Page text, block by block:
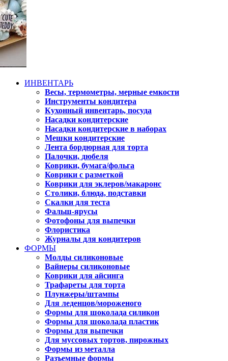
ИНВЕНТАРЬ
Весы, термометры, мерные емкости
Инструменты кондитера
Кухонный инвентарь, посуда
Насадки кондитерские
Насадки кондитерские в наборах
Мешки кондитерские
Лента бордюрная для торта
Палочки, дюбеля
Коврики, бумага/фольга
Коврики с разметкой
Коврики для эклеров/макаронс
Столики, блюда, подставки
Скалки для теста
Фальш-ярусы
Фотофоны для выпечки
Флористика
Журналы для кондитеров
ФОРМЫ
Молды силиконовые
Вайнеры силиконовые
Коврики для айсинга
Трафареты для торта
Плунжеры/штампы
Для леденцов/мороженого
Формы для шоколада силикон
Формы для шоколада пластик
Формы для выпечки
Для муссовых тортов, пирожных
Формы из металла
Разъемные формы